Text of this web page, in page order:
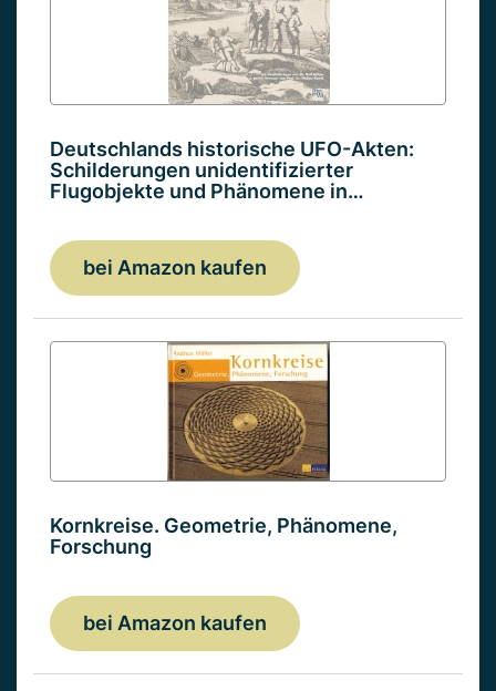
Deutschlands historische UFO-Akten:
Schilderungen unidentifizierter
Flugobjekte und Phänomene in…
bei Amazon kaufen
Kornkreise. Geometrie, Phänomene,
Forschung
bei Amazon kaufen